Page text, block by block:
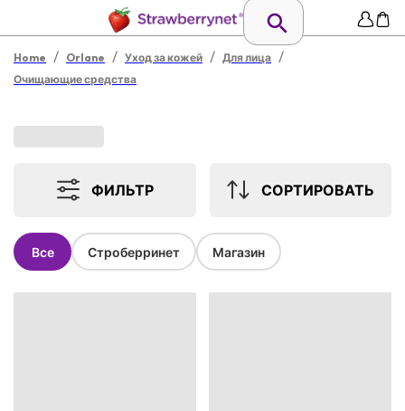
Home / Orlane / Уход за кожей / Для лица /
Очищающие средства
ФИЛЬТР СОРТИРОВАТЬ
Все Строберринет Магазин